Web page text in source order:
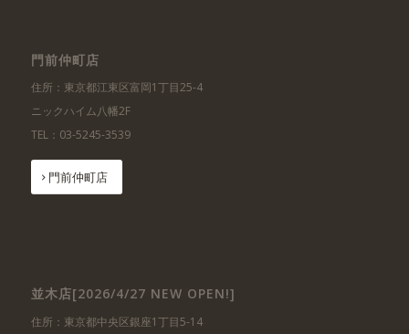
門前仲町店
住所：東京都江東区富岡1丁目25-4
ニックハイム八幡2F
TEL：03-5245-3539
門前仲町店
並木店[2026/4/27 NEW OPEN!]
住所：東京都中央区銀座1丁目5-14